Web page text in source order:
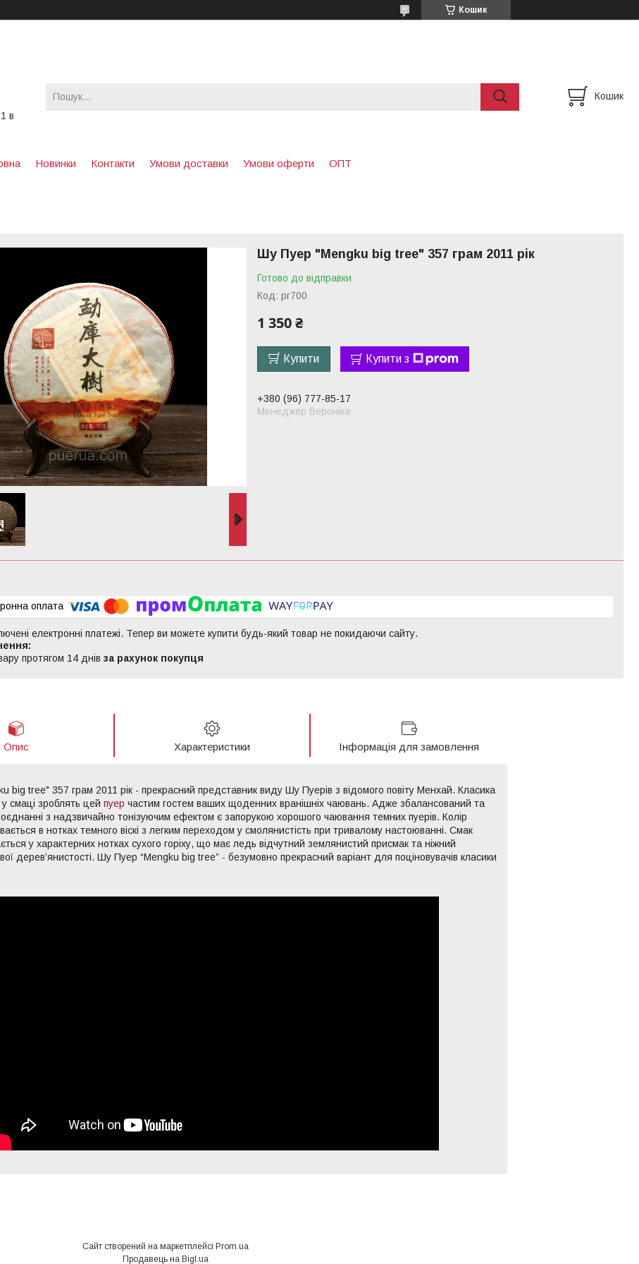
Кошик
в
Кошик
Новинки Контакти Умови доставки Умови оферти ОПТ
Шу Пуер "Mengku big tree" 357 грам 2011 рік
Готово до відправки
Код: pr700
1 350 ₴
Купити Купити з
+380 (96) 777-85-17
Менеджер Вероніка
електронні платежі. Тепер ви можете купити будь-який товар не покидаючи сайту.
протягом 14 днів за рахунок покупця
Опис Характеристики Інформація для замовлення
big tree" 357 грам 2011 рік - прекрасний представник виду Шу Пуерів з відомого повіту Менхай. Класика
у смаці зроблять цей пуер частим гостем ваших щоденних вранішніх чаювань. Адже збалансований та
з надзвичайно тонізуючим ефектом є запорукою хорошого чаювання темних пуерів. Колір
в нотках темного віскі з легким переходом у смолянистість при тривалому настоюванні. Смак
у характерних нотках сухого горіху, що має ледь відчутний землянистий присмак та ніжний
дерев’янистості. Шу Пуер “Mengku big tree” - безумовно прекрасний варіант для поціновувачів класики
Сайт створений на маркетплейсі Prom.ua
Продавець на Bigl.ua